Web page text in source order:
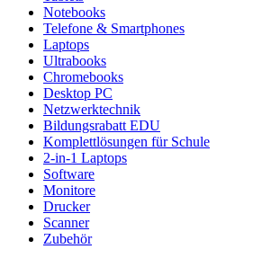
Notebooks
Telefone & Smartphones
Laptops
Ultrabooks
Chromebooks
Desktop PC
Netzwerktechnik
Bildungsrabatt EDU
Komplettlösungen für Schule
2-in-1 Laptops
Software
Monitore
Drucker
Scanner
Zubehör